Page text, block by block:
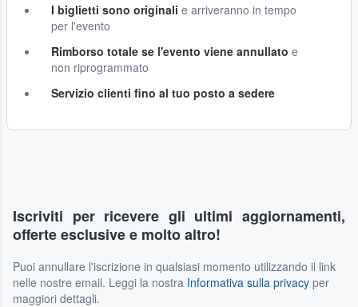
I biglietti sono originali e arriveranno in tempo
per l'evento
Rimborso totale se l'evento viene annullato e
non riprogrammato
Servizio clienti fino al tuo posto a sedere
Iscriviti per ricevere gli ultimi aggiornamenti,
offerte esclusive e molto altro!
Puoi annullare l'iscrizione in qualsiasi momento utilizzando il link
nelle nostre email. Leggi la nostra Informativa sulla privacy per
maggiori dettagli.